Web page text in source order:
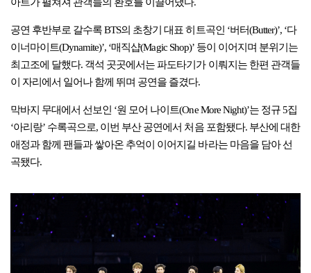
아트가 펼쳐져 관객들의 환호를 이끌어냈다.
공연 후반부로 갈수록 BTS의 초창기 대표 히트곡인 ‘버터(Butter)’, ‘다
이너마이트(Dynamite)’, ‘매직샵(Magic Shop)’ 등이 이어지며 분위기는
최고조에 달했다. 객석 곳곳에서는 파도타기가 이뤄지는 한편 관객들
이 자리에서 일어나 함께 뛰며 공연을 즐겼다.
막바지 무대에서 선보인 ‘원 모어 나이트(One More Night)’는 정규 5집
‘아리랑’ 수록곡으로, 이번 부산 공연에서 처음 포함됐다. 부산에 대한
애정과 함께 팬들과 쌓아온 추억이 이어지길 바라는 마음을 담아 선
곡됐다.